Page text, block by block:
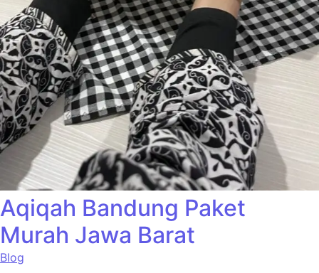
Aqiqah Bandung Paket
Murah Jawa Barat
Blog